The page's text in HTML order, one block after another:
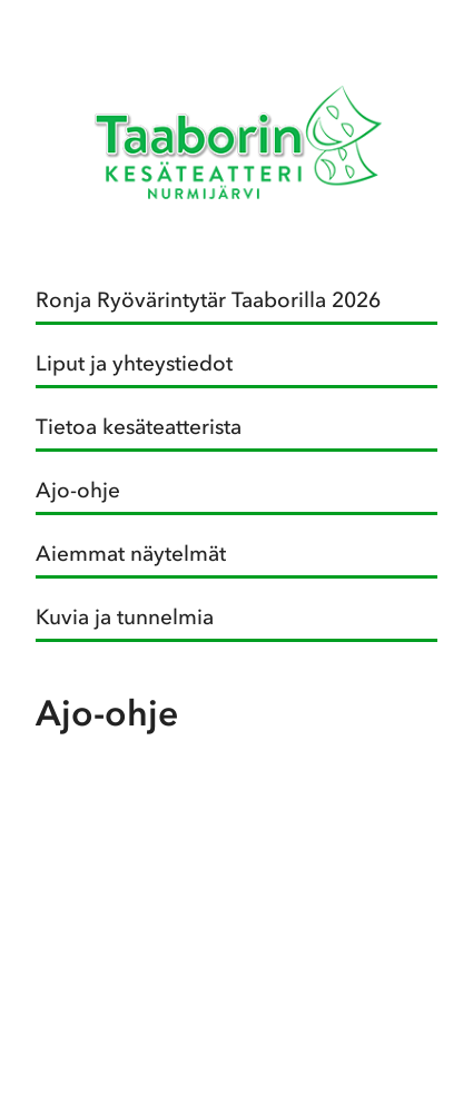
Ronja Ryövärintytär Taaborilla 2026
Liput ja yhteystiedot
Tietoa kesäteatterista
Ajo-ohje
Aiemmat näytelmät
Kuvia ja tunnelmia
Ajo-ohje